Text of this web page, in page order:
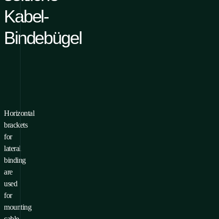
Kabel-
Bindebügel
Horizontal
brackets
for
lateral
binding
are
used
for
mounting
ein Produkt zu Ihren
hinzuzufügen,
Sie
Registrieren